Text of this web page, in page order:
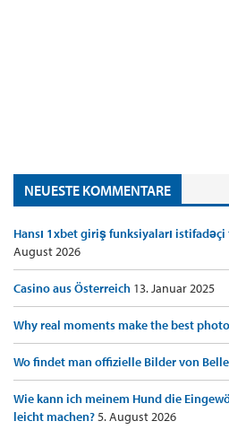
NEUESTE KOMMENTARE
Hansı 1xbet giriş funksiyaları
August 2026
Casino aus Österreich 13. Januar 2025
Why real moments make the best
Wo findet man offizielle Bilder von
Wie kann ich meinem Hund die
leicht machen?5. August 2026